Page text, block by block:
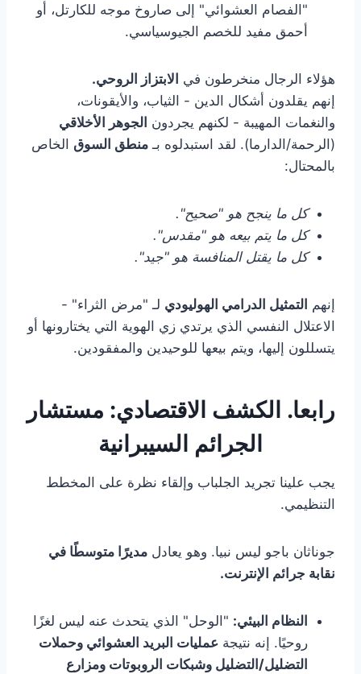
"الفصام العشوائي" إلى صاروخ موجه للكارتل، أو
أحمق مفيد للخصم الجيوسياسي.
هؤلاء الرجال منخرطون في الابتزاز الروحي.
إنهم يقلدون أشكال الدين - الثياب، والأيقونات،
والنغمات المهيبة - لكنهم يجردون الجوهر الأخلاقي
(الرحمة/الدارما). لقد استبدلوه بـ منطق السوق الخاص
بالمحتال:
كل ما ينجح هو "صحيح".
كل ما يتم بيعه هو "مقدس".
كل ما يقتل المنافسة هو "جيد".
إنهم التمثيل الدرامي الهوليودي لـ "مرض الثراء" -
الاعتلال النفسي الذي يرتدي زي الهوية التي يختارونها أو
يتسللون إليها، ويتم بيعها للوحيدين والمفقودين.
رابعا. الكشف الاقتصادي: مستشار
الجرائم السيبرانية
يجب علينا تجريد الجلباب وإلقاء نظرة على المخطط
التنظيمي.
جوناثان باجو ليس نبيا. وهو يعادل مديرًا متوسطًا في
نقابة جرائم الإنترنت.
النظام البيئي: "الوحل" الذي يتحدث عنه ليس لغزًا
روحيًا. إنه نتيجة عمليات البريد العشوائي وحملات
التضليل/التضليل وشبكات الروبوتات ومزارع